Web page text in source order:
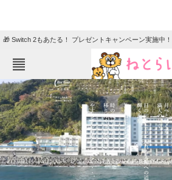
🎁 Switch 2もあたる！ プレゼントキャンペーン実施中！
ねとらぼメニュー
TOP ニュース
エンタメ クイズ
グルメ 地域
住まい 教育・育児